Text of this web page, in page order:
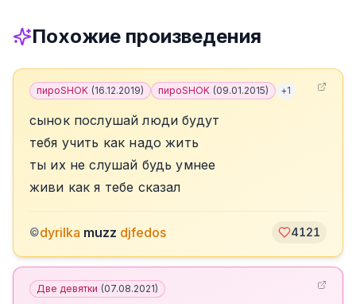
Похожие произведения
пироSHOK (16.12.2019) пироSHOK (09.01.2015) +1
сынок послушай люди будут
тебя учить как надо жить
ты их не слушай будь умнее
живи как я тебе сказал
©dyrilka muzz djfedos 4121
Две девятки (07.08.2021)